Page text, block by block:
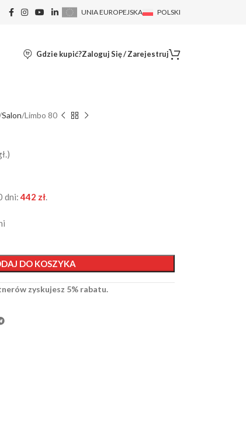
UNIA EUROPEJSKA POLSKI
Gdzie kupić?Zaloguj Się / Zarejestruj
Salon Limbo 80
dni:442 zł.
DO KOSZYKA
zyskujesz 5% rabatu.